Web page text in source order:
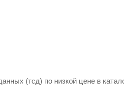
(тсд) по низкой цене в